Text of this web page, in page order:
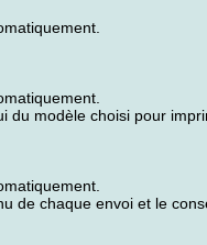
du modèle choisi pour
de chaque envoi et le